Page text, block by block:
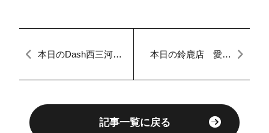
本日のDash西三河
本日の鈴鹿店 愛知
社ローンDash
記事一覧に戻る